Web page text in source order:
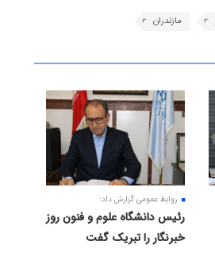
مازندران
روابط عمومی گزارش داد:
رئیس دانشگاه علوم و فنون روز
خبرنگار را تبریک گفت